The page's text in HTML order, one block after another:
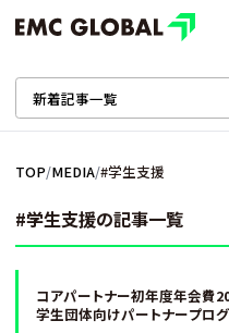
TOP/MEDIA/#学生支援
#学生支援の記事一覧
コアパートナー初年度年会費
学生団体向けパートナープロ